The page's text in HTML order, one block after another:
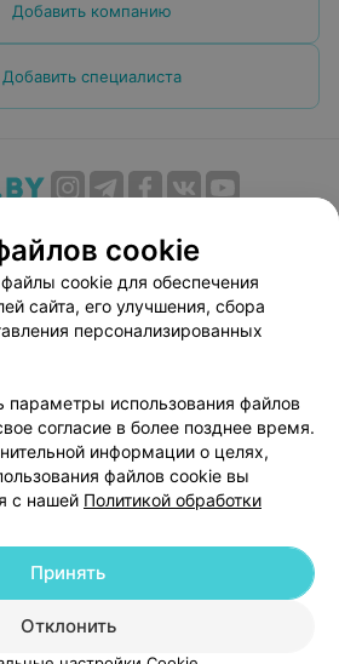
Добавить компанию
Добавить специалиста
Публичный договор
соглашение
Способы оплаты
Партнеры
руководителю 103.by
настройки cookie
персональных данных
УНП 191700409| 220012, Республика Беларусь,
Толбухина, 2, пом. 16 | help@103.by
cookie
cookie для обеспечения
сайта, его улучшения, сбора
персонализированных
параметры использования файлов
согласие в более позднее время.
информации о целях,
файлов cookie вы
с нашей Политикой обработки
Отклонить
Принять